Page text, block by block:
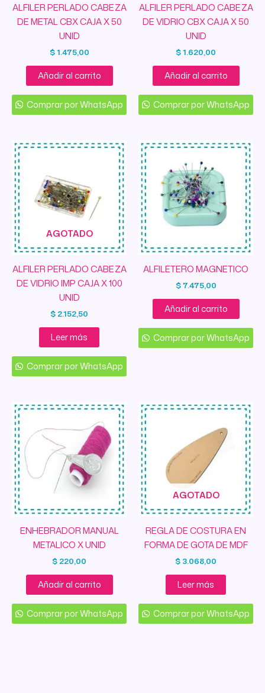
ALFILER PERLADO CABEZA
DE METAL CBX CAJA X 50
UNID
$1.475,00
Añadir al carrito
Comprar por WhatsApp
ALFILER PERLADO CABEZA
DE VIDRIO CBX CAJA X 50
UNID
$1.620,00
Añadir al carrito
Comprar por WhatsApp
AGOTADO
ALFILER PERLADO CABEZA
DE VIDRIO IMP CAJA X 100
UNID
$ 2.152,50
Leer más
Comprar por WhatsApp
ALFILETERO MAGNETICO
$7.475,00
Añadir al carrito
Comprar por WhatsApp
ENHEBRADOR MANUAL
METALICO X UNID
$ 220,00
Añadir al carrito
Comprar por WhatsApp
AGOTADO
REGLA DE COSTURA EN
FORMA DE GOTA DE MDF
$ 3.068,00
Leer más
Comprar por WhatsApp